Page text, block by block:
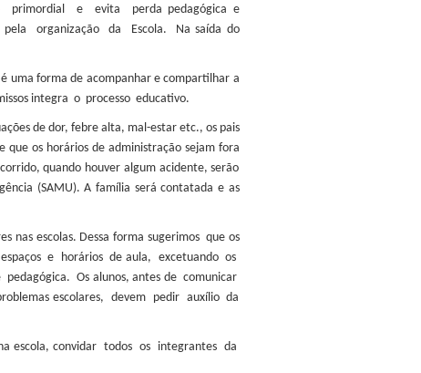
primordial e evita perda pedagógica e
organização da Escola. Na saída do
uma forma de acompanhar e compartilhar a
integra o processo educativo.
de dor, febre alta, mal-estar etc., os pais
que os horários de administração sejam fora
quando houver algum acidente, serão
(SAMU). A família será contatada e as
nas escolas. Dessa forma sugerimos que os
e horários de aula, excetuando os
Os alunos, antes de comunicar
escolares, devem pedir auxílio da
escola, convidar todos os integrantes da